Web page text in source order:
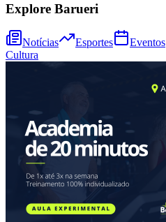
Explore Barueri
Notícias Esportes Eventos
Cultura